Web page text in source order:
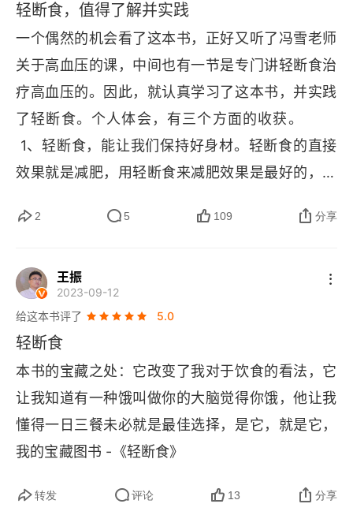
将轻断食融入日常生活
坚持轻断食：找出适合你自己的模式
轻断食的效果
男性这样轻断食
顺利执行轻断食的12个秘诀
轻断食的未来展望
第三章 轻断食饮食计划
女性的轻断食菜单
男性的轻断食菜单
轻断食，值得了解并实践
一个偶然的机会看了这本书，正好又听了冯雪老师
关于高血压的课，中间也有一节是专门讲轻断食治
疗高血压的。因此，就认真学习了这本书，并实践
了轻断食。个人体会，有三个方面的收获。
1、轻断食，能让我们保持好身材。轻断食的直接
效果就是减肥，用轻断食来减肥效果是最好的，而
裕。一周 2 到 3 次轻断食，轻断食的时候可以选择
约了做晚饭耗费的时间。        3、轻断食，能让我
让动物的寿命显著延长。对人体来说，这方面也已
经有了相关的科学研究数据支持。         最后，分
享一个轻断食的秘诀。轻断食最初是要抵抗饥饿
的，抵抗饥饿最重要的就是：饿的时候就喝水，饿
的时候就喝水，饿的时候就喝水。重要的事儿说三
感觉，就一个字，爽！
2 5 109 分享
王振
2023-09-12
给这本书评了
5.0
轻断食
本书的宝藏之处：它改变了我对于饮食的看法，它
让我知道有一种饿叫做你的大脑觉得你饿，他让我
懂得一日三餐未必就是最佳选择，是它，就是它，
我的宝藏图书 -《轻断食》
转发 评论 13 分享